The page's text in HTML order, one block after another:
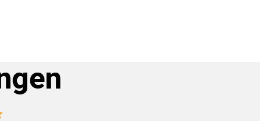
abgegeben